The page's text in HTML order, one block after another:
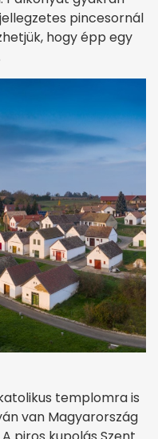
pincesornál
hogy épp egy
templomra is
van Magyarország